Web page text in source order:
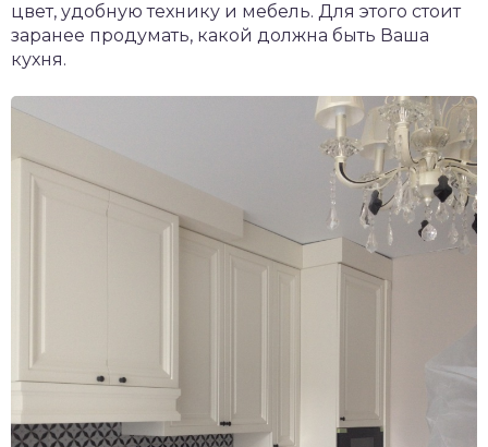
цвет, удобную технику и мебель. Для этого стоит
заранее продумать, какой должна быть Ваша
кухня.